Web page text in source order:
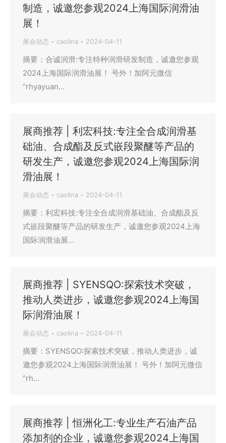
制造，诚邀您参观2024上海国际润滑油
展！
展会动态 caolina 2024-04-11
摘要：合诚润滑:专注特种润滑研发制造，诚邀您参观
2024上海国际润滑油展！ 号外！加阿元微信
“rhyayuan…
展商推荐 | 利宏科技:专注全合成润滑基
础油、合成酯及反式嵌段聚醚等产品的
研发生产，诚邀您参观2024上海国际润
滑油展！
展会动态 caolina 2024-04-11
摘要：利宏科技:专注全合成润滑基础油、合成酯及反
式嵌段聚醚等产品的研发生产，诚邀您参观2024上海
国际润滑油展…
展商推荐 | SYENSQO:探索技术突破，
推动人类进步，诚邀您参观2024上海国
际润滑油展！
展会动态 caolina 2024-04-11
摘要：SYENSQO:探索技术突破，推动人类进步，诚
邀您参观2024上海国际润滑油展！ 号外！加阿元微信
“rh…
展商推荐 | 恒洲化工:专业生产石油产品
添加剂的企业，诚邀您参观2024上海国